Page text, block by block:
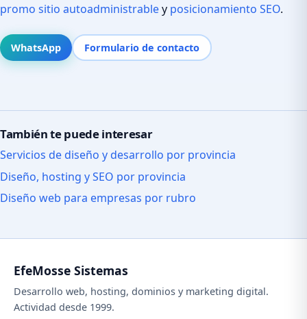
promo sitio autoadministrabley posicionamiento SEO.
WhatsApp Formulario de contacto
También te puede interesar
Servicios de diseño y desarrollo por provincia
Diseño, hosting y SEO por provincia
Diseño web para empresas por rubro
EfeMosse Sistemas
Desarrollo web, hosting, dominios y marketing digital.
Actividad desde 1999.